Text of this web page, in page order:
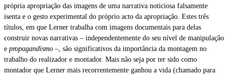
própria apropriação das imagens de uma narrativa noticiosa falsamente
isenta e o gesto experimental do próprio acto da apropriação. Estes três
títulos, em que Lerner trabalha com imagens documentais para delas
construir novas narrativas – independentemente do seu nível de manipulação
e propagandismo –, são significativos da importância da montagem no
trabalho do realizador e montador. Mais não seja por ter sido como
montador que Lerner mais recorrentemente ganhou a vida (chamado para